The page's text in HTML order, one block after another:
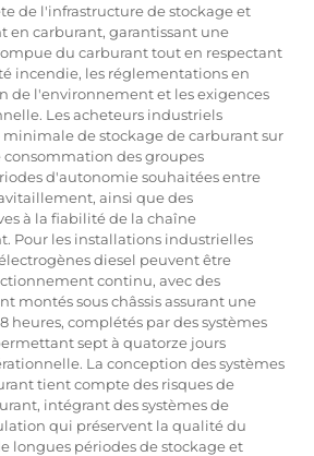
de l'infrastructure de stockage et
en carburant, garantissant une
du carburant tout en respectant
incendie, les réglementations en
de l'environnement et les exigences
Les acheteurs industriels
de stockage de carburant sur
consommation des groupes
d'autonomie souhaitées entre
ainsi que des
à la fiabilité de la chaîne
Pour les installations industrielles
diesel peuvent être
continu, avec des
montés sous châssis assurant une
heures, complétés par des systèmes
sept à quatorze jours
La conception des systèmes
tient compte des risques de
intégrant des systèmes de
qui préservent la qualité du
longues périodes de stockage et